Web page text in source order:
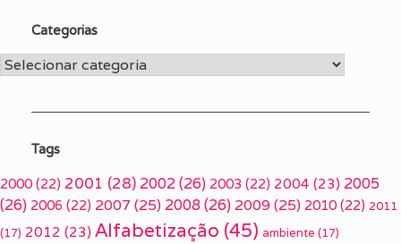
Categorias
Categorias
Tags
2000 (22) 2001 (28) 2002(26) 2003 (22) 2004 (23) 2005
(26) 2006 (22) 2007 (25) 2008(26) 2009(25) 2010 (22) 2011
(17) 2012 (23) Alfabetização (45) ambiente (17)